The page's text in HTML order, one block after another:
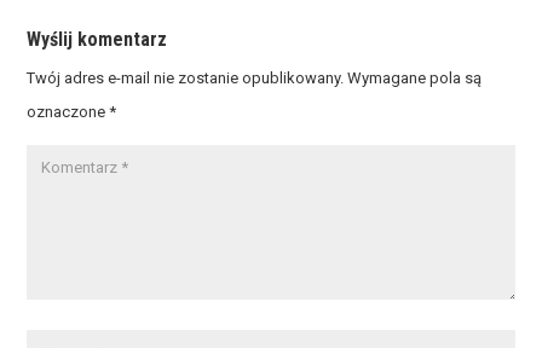
Wyślij komentarz
Twój adres e-mail nie zostanie opublikowany. Wymagane pola są
oznaczone*